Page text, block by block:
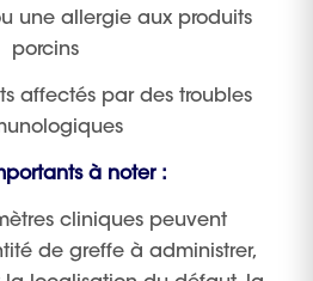
une allergie aux produits
porcins
affectés par des troubles
à noter :
cliniques peuvent
de greffe à administrer,